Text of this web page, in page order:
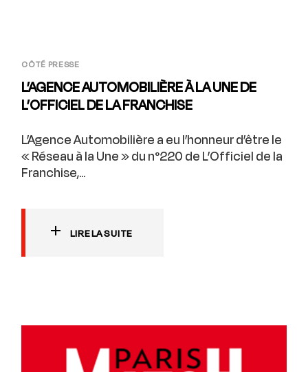
CÔTÉ PRESSE
L’AGENCE AUTOMOBILIÈRE À LA UNE DE
L’OFFICIEL DE LA FRANCHISE
L’Agence Automobilière a eu l’honneur d’être le
« Réseau à la Une » du n°220 de L’Officiel de la
Franchise,...
LIRE LA SUITE